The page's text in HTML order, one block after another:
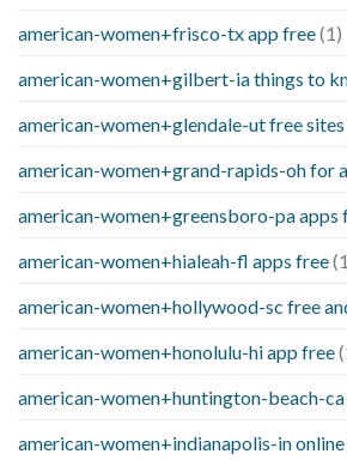
american-women+frisco-tx app free(1)
american-women+gilbert-ia things to
american-women+glendale-ut free sites
american-women+grand-rapids-oh for
american-women+greensboro-pa apps
american-women+hialeah-fl apps free
american-women+hollywood-sc free
american-women+honolulu-hi app free
american-women+huntington-beach-
american-women+indianapolis-in online